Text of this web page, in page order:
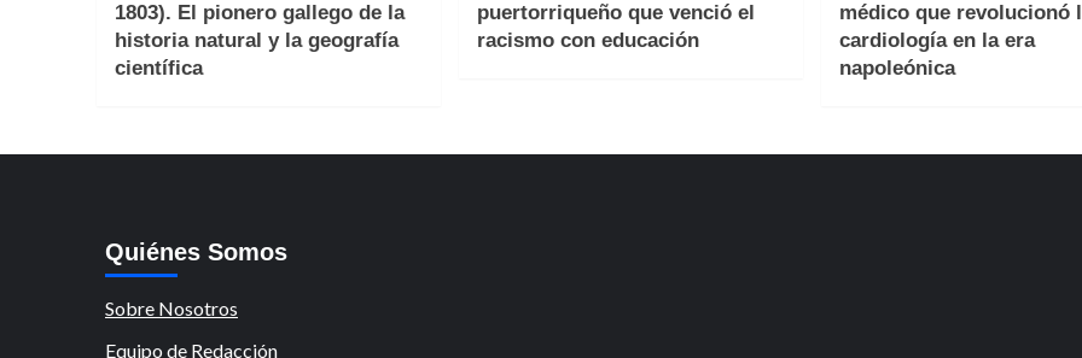
1803). El pionero gallego de la
historia natural y la geografía
científica
puertorriqueño que venció el
racismo con educación
médico que revolucionó
cardiología en la era
napoleónica
Quiénes Somos
Sobre Nosotros
Equipo de Redacción